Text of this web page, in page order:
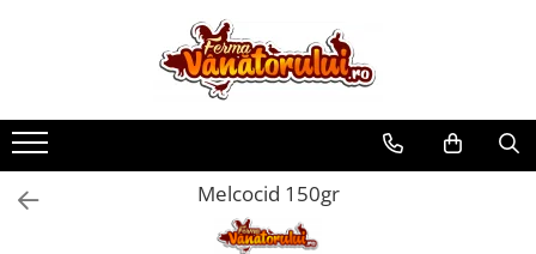
Toate Produsele
Iepuri
Hranitori
Adapatori
Melcocid 150gr